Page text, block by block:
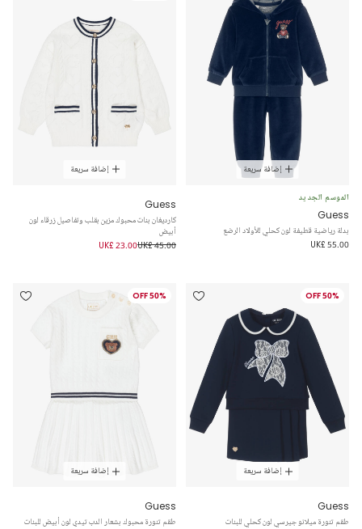
إضافة سريعة
الموسم الجديد
Guess
بدلة رياضية قطيفة لون كحلي للأولاد الرضع
UK£ 55.00
إضافة سريعة
Guess
كارديغان بنات محبوك مزين بقلب وتفاصيل زرقاء لون
أبيض
UK£ 45.00
UK£ 23.00
50% OFF
إضافة سريعة
Guess
طقم تنورة ميلانو جيرسي لون كحلي للبنات
50% OFF
إضافة سريعة
Guess
طقم تنورة محبوك بشعار الدب تيدي لون أبيض للبنات